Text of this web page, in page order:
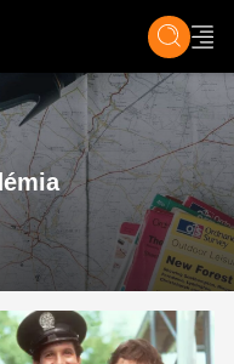
ÉLET TECH &